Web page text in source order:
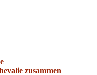
zusammen